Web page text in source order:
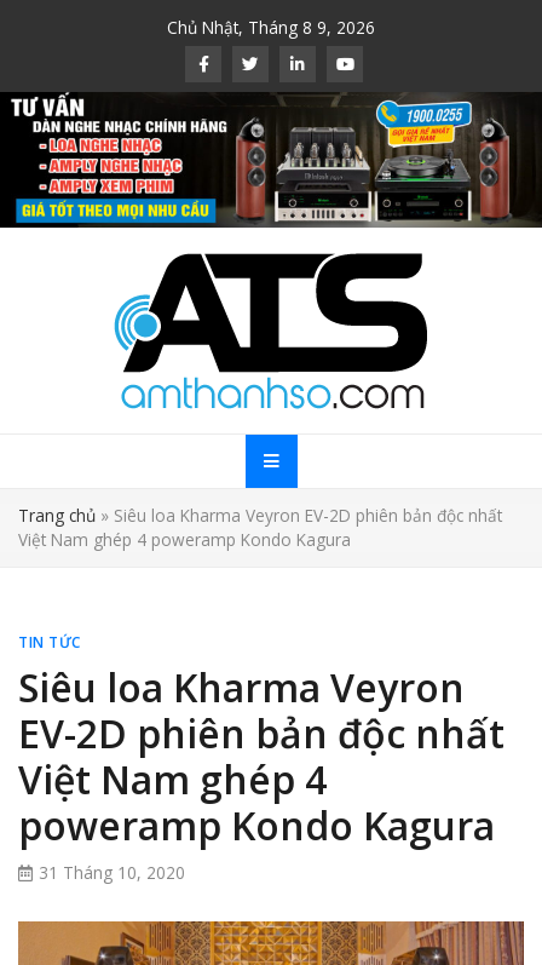
Chủ Nhật, Tháng 8 9, 2026
Trang chủ » Siêu loa Kharma Veyron EV-2D phiên bản độc nhất
Việt Nam ghép 4 poweramp Kondo Kagura
TIN TỨC
Siêu loa Kharma Veyron
EV-2D phiên bản độc nhất
Việt Nam ghép 4
poweramp Kondo Kagura
31 Tháng 10, 2020